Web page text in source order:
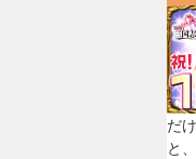
だ
と